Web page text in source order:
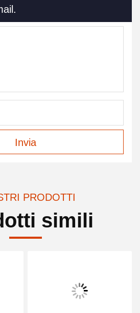
Invia
PRODOTTI
simili